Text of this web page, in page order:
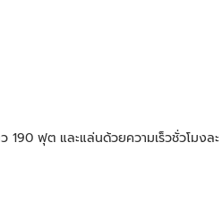
ฟุต และแล่นด้วยความเร็วชั่วโมง